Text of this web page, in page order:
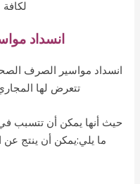
لكافة
انسداد
مواسير الصرف الصحي
تتعرض لها المجاري
أنها يمكن أن تتسبب في
ما يلي:يمكن أن ينتج عن